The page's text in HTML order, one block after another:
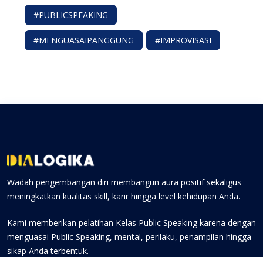
#PUBLICSPEAKING
#MENGUASAIPANGGUNG #IMPROVISASI
Wadah pengembangan diri membangun aura positif sekaligus
meningkatkan kualitas skill, karir hingga level kehidupan Anda.
Kami memberikan pelatihan Kelas Public Speaking karena dengan
menguasai Public Speaking, mental, perilaku, penampilan hingga
sikap Anda terbentuk.